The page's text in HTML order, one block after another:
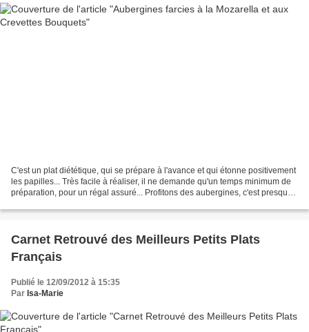
C'est un plat diététique, qui se prépare à l'avance et qui étonne positivement
les papilles... Très facile à réaliser, il ne demande qu'un temps minimum de
préparation, pour un régal assuré... Profitons des aubergines, c'est presque
Carnet Retrouvé des Meilleurs Petits Plats
Français
Publié le 12/09/2012 à 15:35
Par Isa-Marie